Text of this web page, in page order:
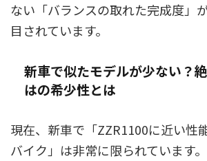
ない「バランスの取れた完成度」
目されています。
新車で似たモデルが少ない？
はの希少性とは
現在、新車で「ZZR1100に近い性
バイク」は非常に限られています。